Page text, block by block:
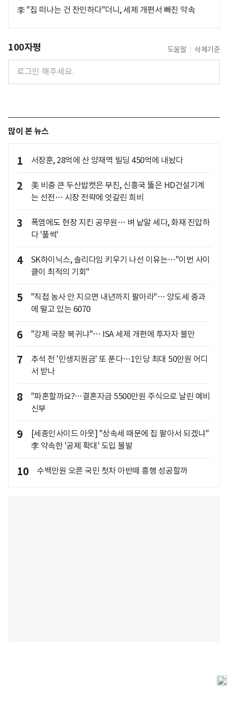
李 "집 떠나는 건 잔인하다"더니, 세제 개편서 빠진 약속
100자평 도움말 삭제기준
많이 본 뉴스
1 서장훈, 28억에 산 양재역 빌딩 450억에 내놨다
2
美 비중 큰 두산밥캣은 부진, 신흥국 뚫은 HD건설기계
는 선전… 시장 전략에 엇갈린 희비
3
폭염에도 현장 지킨 공무원… 벼 낱알 세다, 화재 진압하
다 '풀썩'
4
SK하이닉스, 솔리다임 키우기 나선 이유는…"이번 사이
클이 최적의 기회"
5
"직접 농사 안 지으면 내년까지 팔아라"… 양도세 중과
에 떨고 있는 6070
6 "강제 국장 복귀냐"… ISA 세제 개편에 투자자 불만
7
추석 전 '민생지원금' 또 푼다…1인당 최대 50만원 어디
서 받나
8
"파혼할까요?…결혼자금 5500만원 주식으로 날린 예비
신부
9
[세종인사이드 아웃] "상속세 때문에 집 팔아서 되겠냐"
李 약속한 '공제 확대' 도입 불발
10 수백만원 오른 국민 첫차 아반떼 흥행 성공할까